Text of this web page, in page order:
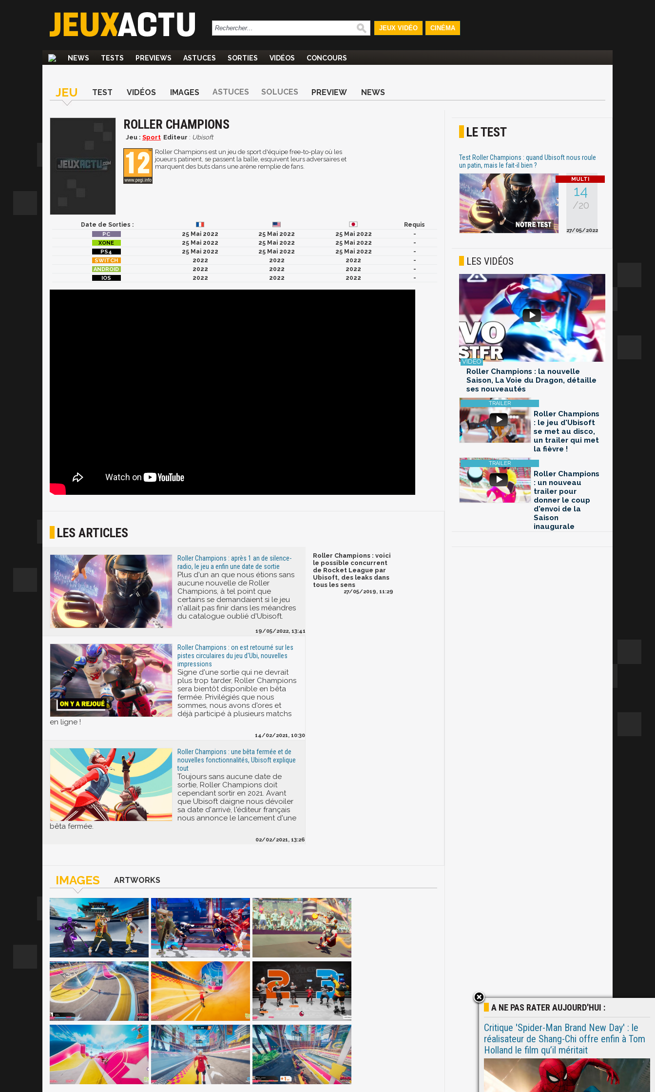
JEUX VIDÉO CINÉMA
NEWS TESTS PREVIEWS ASTUCES SORTIES VIDÉOS CONCOURS
JEU TEST VIDÉOS IMAGES ASTUCES SOLUCES PREVIEW NEWS
ROLLER CHAMPIONS
Jeu : Sport Editeur : Ubisoft
Roller Champions est un jeu de sport d'équipe free-to-play où les
joueurs patinent, se passent la balle, esquivent leurs adversaires et
marquent des buts dans une arène remplie de fans.
Date de Sorties :
Requis
25 Mai 2022
25 Mai 2022 25 Mai 2022
-
25 Mai 2022
25 Mai 2022 25 Mai 2022
-
25 Mai 2022
25 Mai 2022 25 Mai 2022
-
2022
2022 2022
-
2022
2022 2022
-
2022
2022 2022 -
LES ARTICLES
Roller Champions : après 1 an de silence-
radio, le jeu a enfin une date de sortie
Plus d'un an que nous étions sans
aucune nouvelle de Roller
Champions, à tel point que
certains se demandaient si le jeu
n'allait pas finir dans les méandres
du catalogue oublié d'Ubisoft.
19/05/2022, 13:41
Roller Champions : on est retourné sur les
pistes circulaires du jeu d'Ubi, nouvelles
impressions
Signe d'une sortie qui ne devrait
plus trop tarder, Roller Champions
sera bientôt disponible en bêta
fermée. Privilégiés que nous
sommes, nous avons d'ores et
déjà participé à plusieurs matchs
en ligne !
14/02/2021, 10:30
Roller Champions : une bêta fermée et de
nouvelles fonctionnalités, Ubisoft explique
tout
Toujours sans aucune date de
sortie, Roller Champions doit
cependant sortir en 2021. Avant
que Ubisoft daigne nous dévoiler
sa date d'arrivé, l'éditeur français
nous annonce le lancement d'une
bêta fermée.
02/02/2021, 13:26
Roller Champions : voici
le possible concurrent
de Rocket League par
Ubisoft, des leaks dans
tous les sens
27/05/2019, 11:29
IMAGES ARTWORKS
LE TEST
Test Roller Champions : quand Ubisoft nous roule
un patin, mais le fait-il bien ?
14
/20
27/05/2022
LES VIDÉOS
Roller Champions : la nouvelle
Saison, La Voie du Dragon, détaille
ses nouveautés
Roller Champions
: le jeu d'Ubisoft
se met au disco,
un trailer qui met
la fièvre !
Roller Champions
: un nouveau
trailer pour
donner le coup
d'envoi de la
Saison
inaugurale
A NE PAS RATER AUJOURD'HUI :
Critique 'Spider-Man Brand New Day' : le
réalisateur de Shang-Chi offre enfin à Tom
Holland le film qu’il méritait